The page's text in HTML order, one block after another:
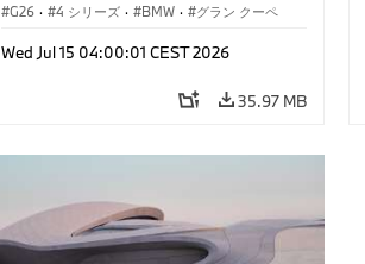
G26 · 4 シリーズ · BMW · グラン クーペ
Wed Jul 15 04:00:01 CEST 2026
35.97 MB